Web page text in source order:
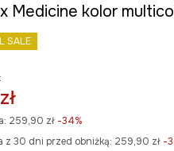
Medicine kolor
SALE
259,90 zł-34%
z 30 dni przed obniżką: 259,90 zł -